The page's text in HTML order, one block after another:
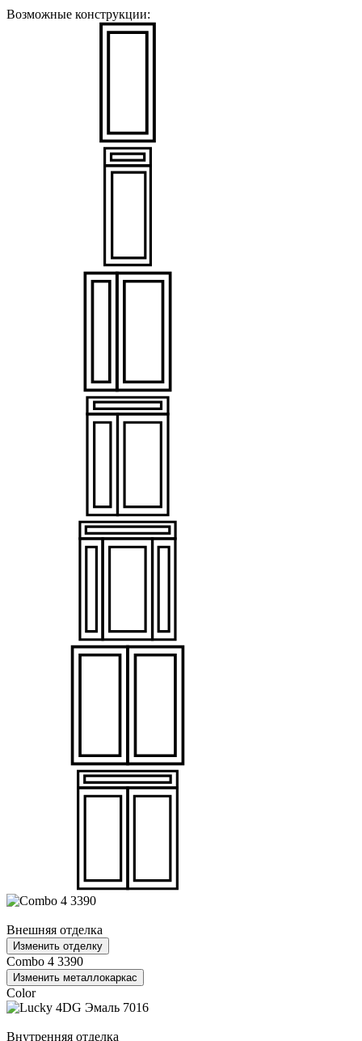
Возможные конструкции:
Внешняя отделка
Изменить отделку
Combo 4 3390
Изменить металлокаркас
Color
Внутренняя отделка